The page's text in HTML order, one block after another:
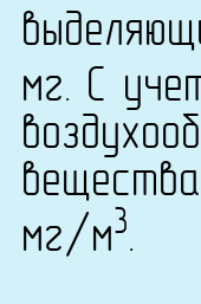
мг. С
мг/м3.